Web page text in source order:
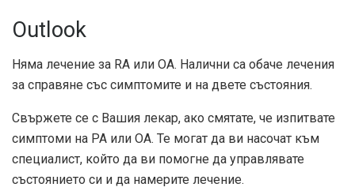
Outlook
Няма лечение за RA или OA. Налични са обаче лечения
за справяне със симптомите и на двете състояния.
Свържете се с Вашия лекар, ако смятате, че изпитвате
симптоми на РА или ОА. Те могат да ви насочат към
специалист, който да ви помогне да управлявате
състоянието си и да намерите лечение.